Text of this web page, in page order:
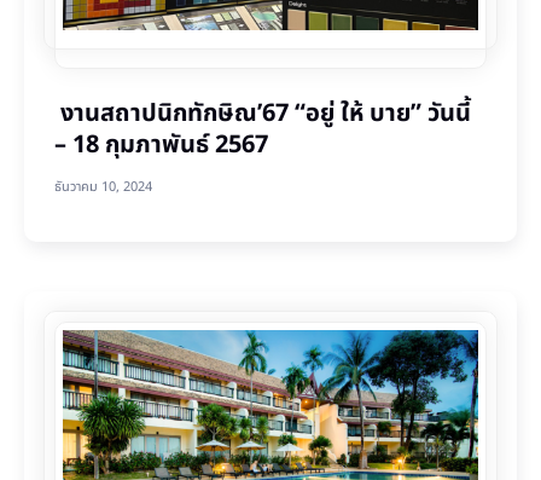
งานสถาปนิกทักษิณ’67 “อยู่ ให้ บาย” วันนี้
– 18 กุมภาพันธ์ 2567
ธันวาคม 10, 2024